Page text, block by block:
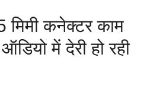
कनेक्टर काम
में देरी हो रही